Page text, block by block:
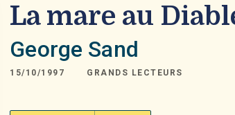
La mare au
George Sand
15/10/1997 GRANDS LECTEURS